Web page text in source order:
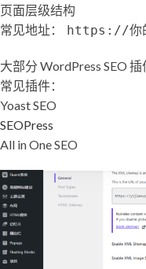
页面层级结构
常见地址：
https://你
大部分 WordPress SEO
常见插件：
Yoast SEO
SEOPress
All in One SEO